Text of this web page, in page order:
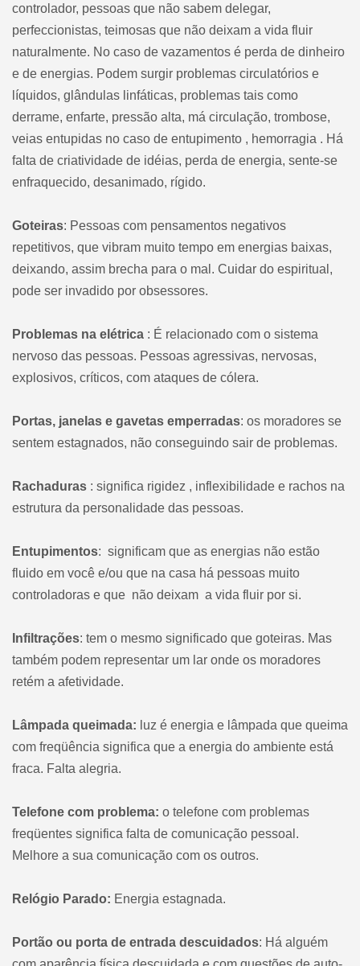
controlador, pessoas que não sabem delegar,
perfeccionistas, teimosas que não deixam a vida fluir
naturalmente. No caso de vazamentos é perda de dinheiro
e de energias. Podem surgir problemas circulatórios e
líquidos, glândulas linfáticas, problemas tais como
derrame, enfarte, pressão alta, má circulação, trombose,
veias entupidas no caso de entupimento , hemorragia . Há
falta de criatividade de idéias, perda de energia, sente-se
enfraquecido, desanimado, rígido.
Goteiras: Pessoas com pensamentos negativos
repetitivos, que vibram muito tempo em energias baixas,
deixando, assim brecha para o mal. Cuidar do espiritual,
pode ser invadido por obsessores.
Problemas na elétrica: É relacionado com o sistema
nervoso das pessoas. Pessoas agressivas, nervosas,
explosivos, críticos, com ataques de cólera.
Portas, janelas e gavetas emperradas: os moradores se
sentem estagnados, não conseguindo sair de problemas.
Rachaduras: significa rigidez , inflexibilidade e rachos na
estrutura da personalidade das pessoas.
Entupimentos: significam que as energias não estão
fluido em você e/ou que na casa há pessoas muito
controladoras e que não deixam a vida fluir por si.
Infiltrações: tem o mesmo significado que goteiras. Mas
também podem representar um lar onde os moradores
retém a afetividade.
Lâmpada queimada: luz é energia e lâmpada que queima
com freqüência significa que a energia do ambiente está
fraca. Falta alegria.
Telefone com problema: o telefone com problemas
freqüentes significa falta de comunicação pessoal.
Melhore a sua comunicação com os outros.
Relógio Parado: Energia estagnada.
Portão ou porta de entrada descuidados: Há alguém